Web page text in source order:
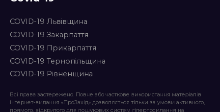
COVID-19 Львівщина
COVID-19 Закарпаття
COVID-19 Прикарпаття
COVID-19 Тернопільщина
COVID-19 Рівненщина
Всі права застережено. Повне або часткове використання матеріалів
інтернет-видання «ПроЗахід» дозволяється тільки за умови активного,
прямого, відкритого для пошукових систем гіперпосилання на